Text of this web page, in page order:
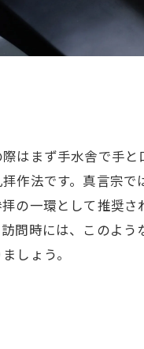
はまず手水舎で手
作法です。真言宗
の一環として推奨
時には、このよう
しょう。